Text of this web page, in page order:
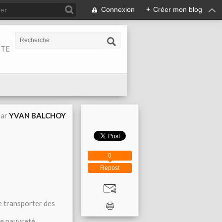
Connexion + Créer mon blog
YVAN BALCHOY
transporter des
Repost
0